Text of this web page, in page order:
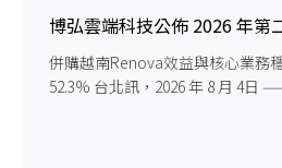
博弘雲端科技公佈 2026 年第
併購越南Renova效益與核心業務
52.3% 台北訊，2026 年 8 月 4日